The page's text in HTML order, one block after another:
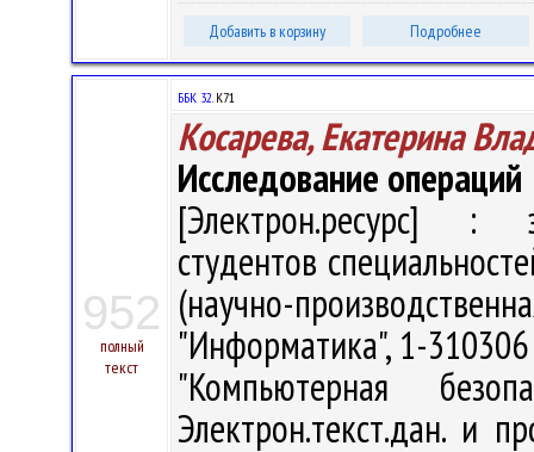
Добавить в корзину Подробнее
952
полный
текст
ББК 32.К71
Косарева, Екатерина
Исследование операций
[Электрон.ресурс] :
студентов
(научно-
"Информатика", 1-
"Компьютерная
Электрон.текст.дан. и